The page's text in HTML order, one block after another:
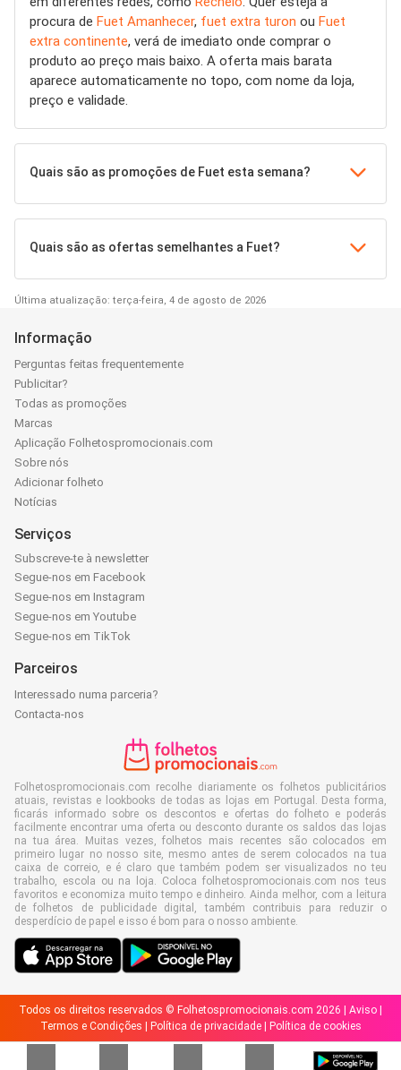
procura de Fuet Amanhecer, fuet extra turon ou Fuet
extra continente, verá de imediato onde comprar o
produto ao preço mais baixo. A oferta mais barata
aparece automaticamente no topo, com nome da loja,
preço e validade.
Quais são as promoções de Fuet esta semana?
Quais são as ofertas semelhantes a Fuet?
Última atualização: terça-feira, 4 de agosto de 2026
Informação
Perguntas feitas frequentemente
Publicitar?
Todas as promoções
Marcas
Aplicação Folhetospromocionais.com
Sobre nós
Adicionar folheto
Notícias
Serviços
Subscreve-te à newsletter
Segue-nos em Facebook
Segue-nos em Instagram
Segue-nos em Youtube
Segue-nos em TikTok
Parceiros
Interessado numa parceria?
Contacta-nos
Folhetospromocionais.com recolhe diariamente os folhetos publicitários
atuais, revistas e lookbooks de todas as lojas em Portugal. Desta forma,
ficarás informado sobre os descontos e ofertas do folheto e poderás
facilmente encontrar uma oferta ou desconto durante os saldos das lojas
na tua área. Muitas vezes, folhetos mais recentes são colocados em
primeiro lugar no nosso site, mesmo antes de serem colocados na tua
caixa de correio, e é claro que também podem ser visualizados no teu
trabalho, escola ou na loja. Coloca folhetospromocionais.com nos teus
favoritos e economiza muito tempo e dinheiro. Ainda melhor, com a leitura
de folhetos de publicidade digital, também contribuis para reduzir o
desperdício de papel e isso é bom para o nosso ambiente.
Todos os direitos reservados © Folhetospromocionais.com 2026 | Aviso
Termos e Condições
Política de privacidade| Política de cookies